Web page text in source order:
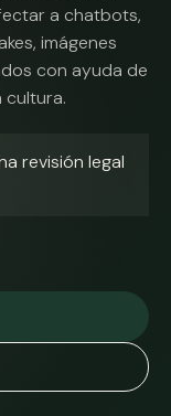
a chatbots,
imágenes
con ayuda de
cultura.
revisión legal